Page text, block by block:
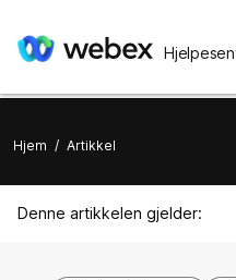
Hjem / Artikkel
Denne artikkelen gjelder: